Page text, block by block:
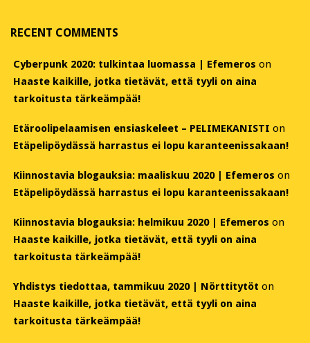
RECENT COMMENTS
Cyberpunk 2020: tulkintaa luomassa | Efemeros on
Haaste kaikille, jotka tietävät, että tyyli on aina
tarkoitusta tärkeämpää!
Etäroolipelaamisen ensiaskeleet – PELIMEKANISTI on
Etäpelipöydässä harrastus ei lopu karanteenissakaan!
Kiinnostavia blogauksia: maaliskuu 2020 | Efemeros on
Etäpelipöydässä harrastus ei lopu karanteenissakaan!
Kiinnostavia blogauksia: helmikuu 2020 | Efemeros on
Haaste kaikille, jotka tietävät, että tyyli on aina
tarkoitusta tärkeämpää!
Yhdistys tiedottaa, tammikuu 2020 | Nörttitytöt on
Haaste kaikille, jotka tietävät, että tyyli on aina
tarkoitusta tärkeämpää!